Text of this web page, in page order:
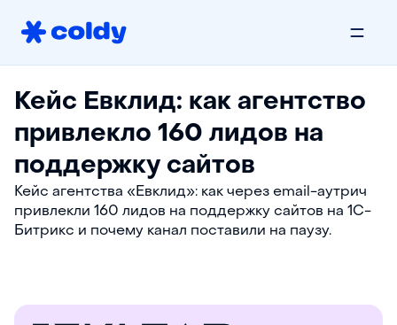
Кейс Евклид: как агентство
привлекло 160 лидов на
поддержку сайтов
Кейс агентства «Евклид»: как через email-аутрич
привлекли 160 лидов на поддержку сайтов на 1С-
Битрикс и почему канал поставили на паузу.